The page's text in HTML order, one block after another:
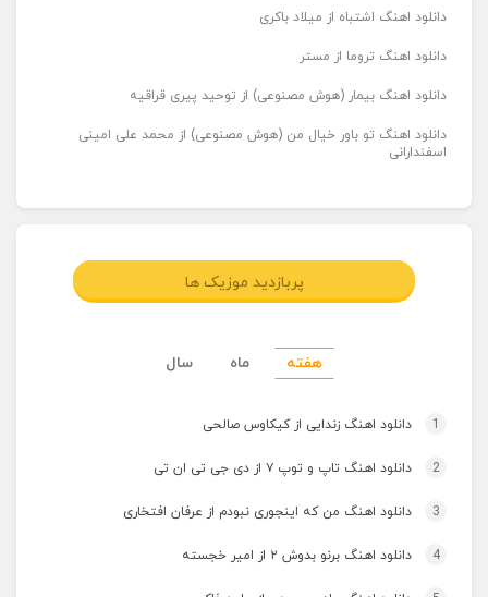
دانلود اهنگ اشتباه از میلاد باکری
دانلود اهنگ تروما از مستر
دانلود اهنگ بیمار (هوش مصنوعی) از توحید پیری قراقیه
دانلود اهنگ تو باور خیال من (هوش مصنوعی) از محمد علی امینی
اسفندارانی
پربازدید موزیک ها
هفته ماه سال
1 دانلود اهنگ زندایی از کیکاوس صالحی
2 دانلود اهنگ تاپ و توپ ۷ از دی جی تی ان تی
3 دانلود اهنگ من که اینجوری نبودم از عرفان افتخاری
4 دانلود اهنگ برنو بدوش ۲ از امیر خجسته